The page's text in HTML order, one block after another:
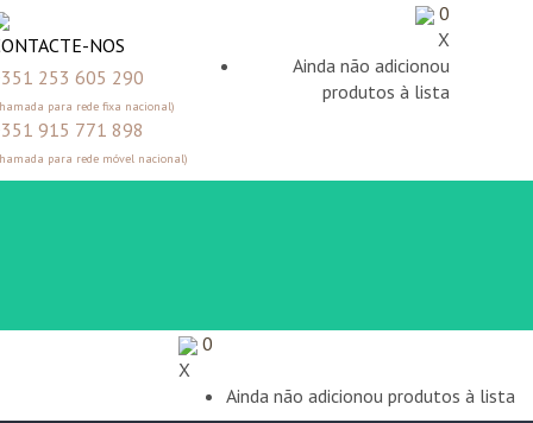
NOS
253 605 290
para rede fixa nacional)
915 771 898
para rede móvel nacional)
0
X
Ainda não adicionou
produtos à lista
0
X
Ainda não adicionou produtos à lista